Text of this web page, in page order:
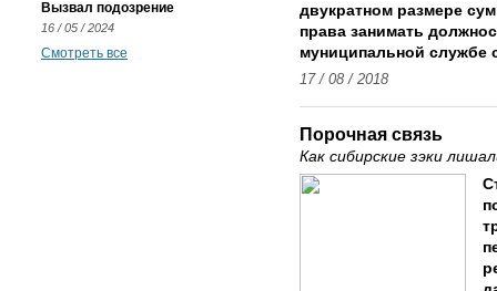
двукратном размере
права занимать
муниципальной службе
17 / 08 / 2018
Порочная связь
Как сибирские зэки
Вызвал подозрение
16 / 05 / 2024
Смотреть все